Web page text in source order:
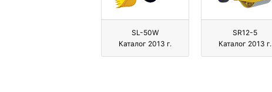
SL-50W
Каталог 2013 г.
SR12-5
Каталог 2013 г.